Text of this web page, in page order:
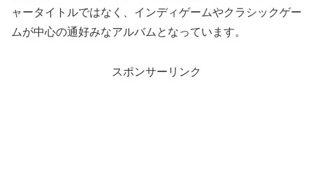
ャータイトルではなく、インディゲームやクラシックゲー
ムが中心の通好みなアルバムとなっています。
スポンサーリンク